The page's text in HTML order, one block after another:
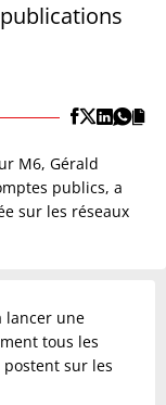
M6, Gérald
publics, a
sur les réseaux
lancer une
tous les
postent sur les